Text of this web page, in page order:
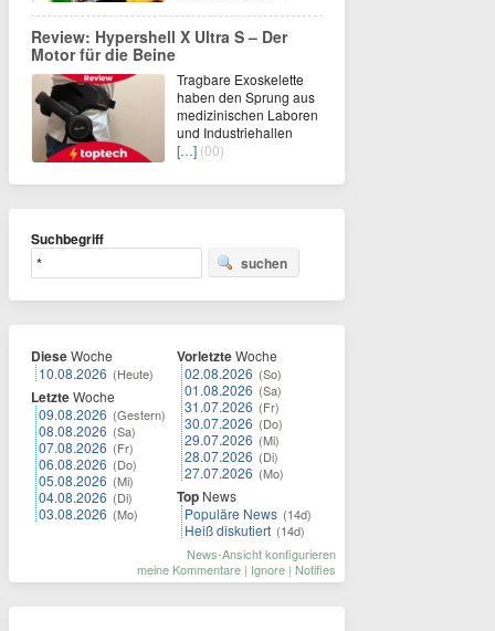
Review: Hypershell X Ultra S – Der
Motor für die Beine
Tragbare Exoskelette
haben den Sprung aus
medizinischen Laboren
und Industriehallen
[…] (00)
Suchbegriff
suchen
DieseWoche
10.08.2026 (Heute)
LetzteWoche
09.08.2026 (Gestern)
08.08.2026 (Sa)
07.08.2026 (Fr)
06.08.2026 (Do)
05.08.2026 (Mi)
04.08.2026 (Di)
03.08.2026 (Mo)
VorletzteWoche
02.08.2026 (So)
01.08.2026 (Sa)
31.07.2026 (Fr)
30.07.2026 (Do)
29.07.2026 (Mi)
28.07.2026 (Di)
27.07.2026 (Mo)
Top News
Populäre News (14d)
Heiß diskutiert (14d)
News-Ansicht konfigurieren
meine Kommentare | Ignore | Notifies